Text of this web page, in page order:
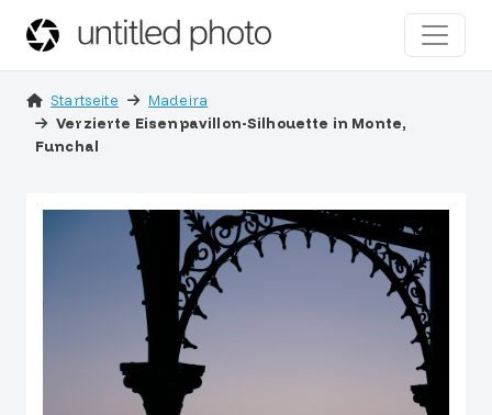
Startseite
Madeira
Verzierte Eisenpavillon-Silhouette in Monte,
Funchal